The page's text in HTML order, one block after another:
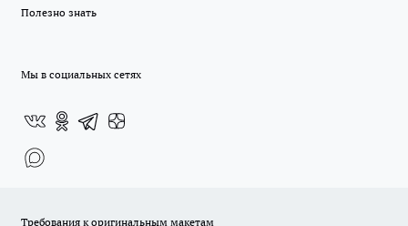
Полезно знать
Мы в социальных сетях
Требования к оригинальным макетам